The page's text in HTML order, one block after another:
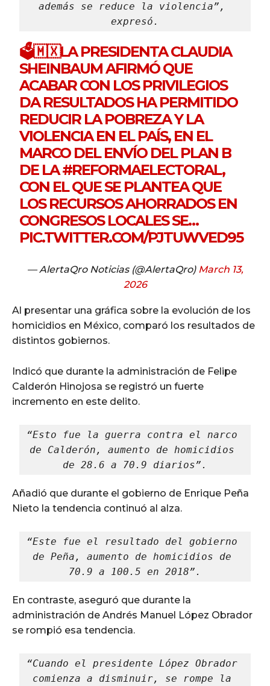
además se reduce la violencia”,
expresó.
🗳️🇲🇽LA PRESIDENTA CLAUDIA
SHEINBAUM AFIRMÓ QUE
ACABAR CON LOS PRIVILEGIOS
DA RESULTADOS HA PERMITIDO
REDUCIR LA POBREZA Y LA
VIOLENCIA EN EL PAÍS, EN EL
MARCO DEL ENVÍO DEL PLAN B
DE LA#REFORMAELECTORAL,
CON EL QUE SE PLANTEA QUE
LOS RECURSOS AHORRADOS EN
CONGRESOS LOCALES SE…
PIC.TWITTER.COM/PJTUWVED95
— AlertaQro Noticias (@AlertaQro) March 13,
2026
Al presentar una gráfica sobre la evolución de los
homicidios en México, comparó los resultados de
distintos gobiernos.
Indicó que durante la administración de Felipe
Calderón Hinojosa se registró un fuerte
incremento en este delito.
“Esto fue la guerra contra el narco
de Calderón, aumento de homicidios
de 28.6 a 70.9 diarios”.
Añadió que durante el gobierno de Enrique Peña
Nieto la tendencia continuó al alza.
“Este fue el resultado del gobierno
de Peña, aumento de homicidios de
70.9 a 100.5 en 2018”.
En contraste, aseguró que durante la
administración de Andrés Manuel López Obrador
se rompió esa tendencia.
“Cuando el presidente López Obrador
comienza a disminuir, se rompe la